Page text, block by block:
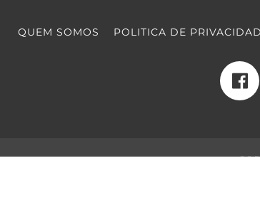
QUEM SOMOS POLITICA DE